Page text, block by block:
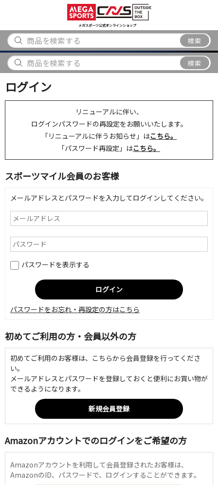
メガスポーツ公式オンラインショップ
検索
アウトドア
から探す
ブランド
から探す
検索
ログイン
リニューアルに伴い、
ログインパスワードの再設定をお願いいたします。
「リニューアルに伴うお知らせ」はこちら。
「パスワード再設定」はこちら。
スポーツマイル会員のお客様
メールアドレスとパスワードを入力してログインしてください。
パスワードを表示する
パスワードをお忘れ・再設定の方はこちら
初めてご利用の方・会員以外の方
初めてご利用のお客様は、こちらから会員登録を行ってくださ
い。
メールアドレスとパスワードを登録しておくと便利にお買い物が
できるようになります。
Amazonアカウントでのログインをご希望の方
Amazonアカウントを利用して会員登録されたお客様は、
AmazonのID、パスワードで、ログインすることができます。